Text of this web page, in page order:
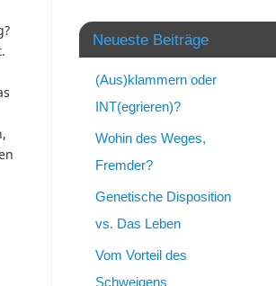
Neueste Beiträge
(Aus)klammern oder
INT(egrieren)?
Wohin des Weges,
Fremder?
Genetische Disposition
vs. Das Leben
Vom Vorteil des
Schweigens